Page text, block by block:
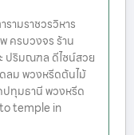
ามราชวรวิหาร
ครบวงจร ร้าน
ปริมณฑล ดีไซน์สวย
ลม พวงหรีดต้นไม้
ปทุมธานี พวงหรีด
temple in